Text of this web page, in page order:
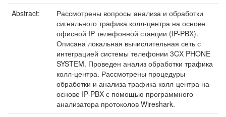
Abstract:
Рассмотрены вопросы анализа и обработки
сигнального трафика колл-центра на основе
офисной IP телефонной станции (IP-PBX).
Описана локальная вычислительная сеть с
интеграцией системы телефонии 3CX PHONE
SYSTEM. Проведен анализ обработки трафика
колл-центра. Рассмотрены процедуры
обработки и анализа трафика колл-центра на
основе IP-PBX с помощью программного
анализатора протоколов Wireshark.